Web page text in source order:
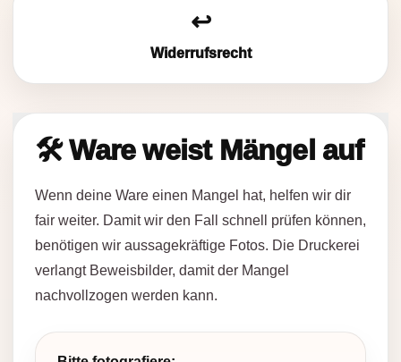
↩️
Widerrufsrecht
🛠️ Ware weist Mängel auf
Wenn deine Ware einen Mangel hat, helfen wir dir
fair weiter. Damit wir den Fall schnell prüfen können,
benötigen wir aussagekräftige Fotos. Die Druckerei
verlangt Beweisbilder, damit der Mangel
nachvollzogen werden kann.